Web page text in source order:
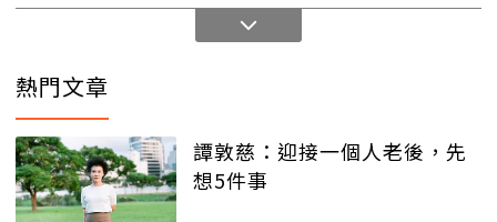
熱門文章
譚敦慈：迎接一個人老後，先
想5件事